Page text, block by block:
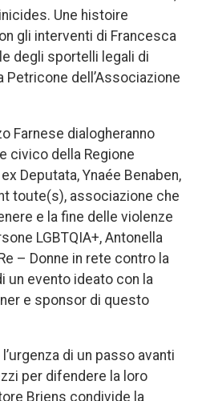
Une histoire
gli interventi di Francesca
degli sportelli legali di
Petricone dell’Associazione
Farnese dialogheranno
civico della Regione
Deputata, Ynaée Benaben,
toute(s), associazione che
e la fine delle violenze
LGBTQIA+, Antonella
– Donne in rete contro la
un evento ideato con la
e sponsor di questo
di un passo avanti
per difendere la loro
Briens condivide la